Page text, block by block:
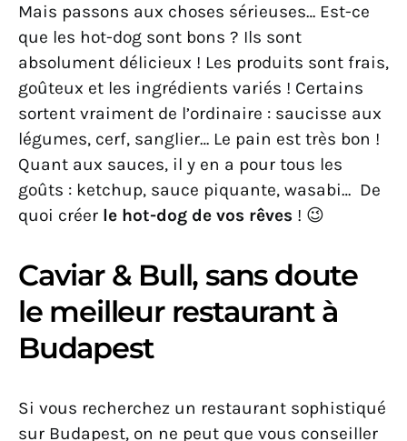
Mais passons aux choses sérieuses… Est-ce
que les hot-dog sont bons ? Ils sont
absolument délicieux ! Les produits sont frais,
goûteux et les ingrédients variés ! Certains
sortent vraiment de l’ordinaire : saucisse aux
légumes, cerf, sanglier… Le pain est très bon !
Quant aux sauces, il y en a pour tous les
goûts : ketchup, sauce piquante, wasabi… De
quoi créer le hot-dog de vos rêves ! 😉
Caviar & Bull, sans doute
le meilleur restaurant à
Budapest
Si vous recherchez un restaurant sophistiqué
sur Budapest, on ne peut que vous conseiller